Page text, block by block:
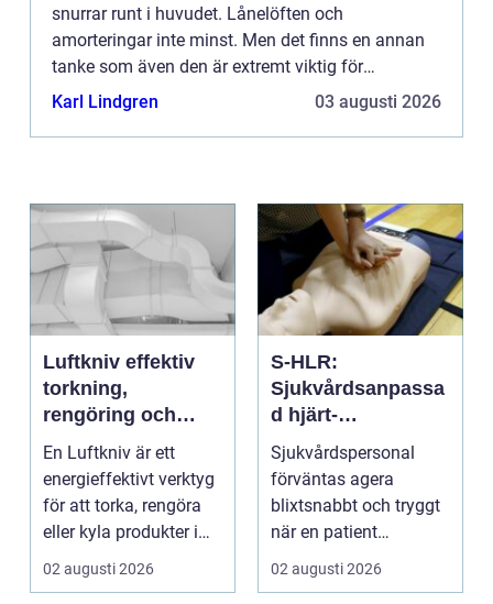
snurrar runt i huvudet. Lånelöften och
amorteringar inte minst. Men det finns en annan
tanke som även den är extremt viktig för
framtiden. Det handlar givetvis om vilket sätt man
Karl Lindgren 03 augusti 2026
Luftkniv effektiv
torkning,
rengöring och
kylning i modern
industri
En Luftkniv är ett
energieffektivt verktyg
för att torka, rengöra
eller kyla produkter i
rörelse. Te...
02 augusti 2026
S-HLR:
Sjukvårdsanpassa
d hjärt-
lungräddning som
räddar liv
Sjukvårdspersonal
förväntas agera
blixtsnabbt och tryggt
när en patient
drabbas...
02 augusti 2026